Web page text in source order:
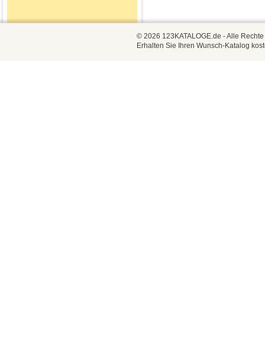
© 2026 123KATALOGE.de - Alle
Erhalten Sie Ihren Wunsch-Katalog